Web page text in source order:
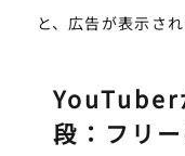
と、広告が表示さ
YouTuber
段：フリ